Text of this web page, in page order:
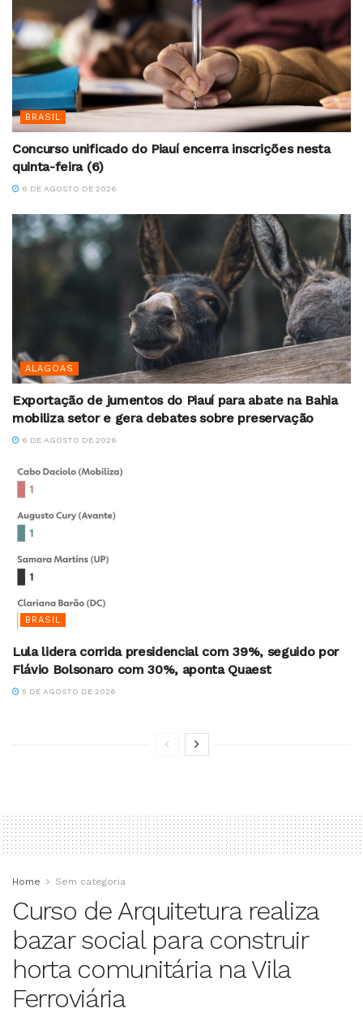
BRASIL
Concurso unificado do Piauí encerra inscrições nesta
quinta-feira (6)
6 DE AGOSTO DE 2026
ALAGOAS
Exportação de jumentos do Piauí para abate na Bahia
mobiliza setor e gera debates sobre preservação
6 DE AGOSTO DE 2026
BRASIL
Lula lidera corrida presidencial com 39%, seguido por
Flávio Bolsonaro com 30%, aponta Quaest
5 DE AGOSTO DE 2026
Home Sem categoria
Curso de Arquitetura realiza
bazar social para construir
horta comunitária na Vila
Ferroviária